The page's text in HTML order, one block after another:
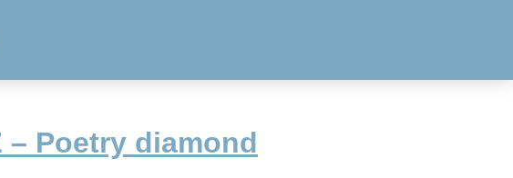
– Poetry diamond